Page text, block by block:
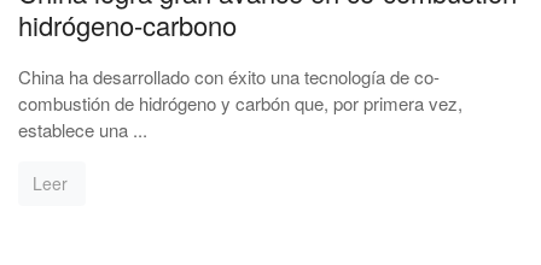
hidrógeno-carbono
China ha desarrollado con éxito una tecnología de co-
combustión de hidrógeno y carbón que, por primera vez,
establece una ...
Leer